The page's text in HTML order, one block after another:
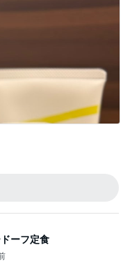
ーフ定食